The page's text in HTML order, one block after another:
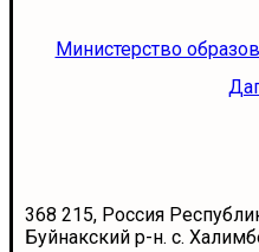
Министерство
368 215, Россия
Буйнакский р-н. с.